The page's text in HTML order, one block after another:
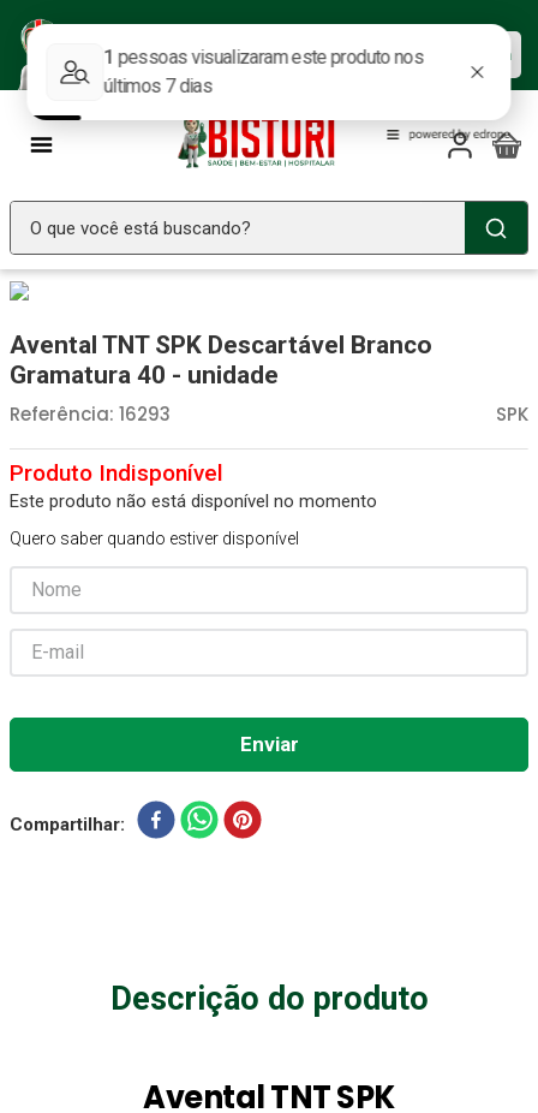
ofertas.
Baixar agora
O que você está buscando?
Avental TNT SPK Descartável Branco
Gramatura 40 - unidade
SPK
Referência: 16293
Este produto não está disponível no momento
Quero saber quando estiver disponível
Compartilhar
Descrição do produto
Avental TNT SPK
2º Fralda Geriatrica
3º Luva Latex
4º Estetoscopio Littmann
5º Littmann
6 º Absorvente Geriatrico
Gaze Esteril
8º Aparelho Pressão
9º